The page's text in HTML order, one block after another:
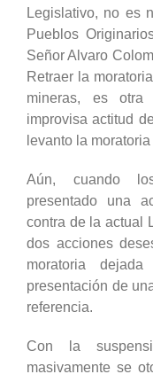
Legislativo, no es
Pueblos
Señor Alvaro
Retraer la
mineras, es
improvisa actitud
levanto la
Aún, cuando
presentado una
contra de la actual
dos acciones
moratoria
presentación de
referencia.
Con la
masivamente se